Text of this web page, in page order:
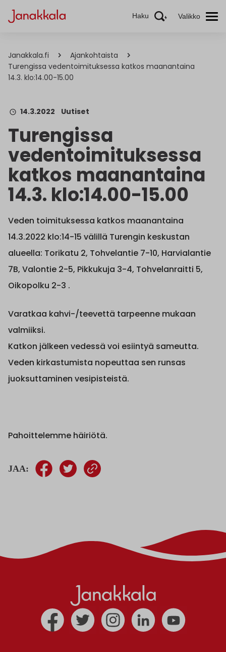
Haku Valikko
Janakkala.fi
Ajankohtaista
Turengissa vedentoimituksessa katkos maanantaina
14.3. klo:14.00-15.00
14.3.2022 Uutiset
Turengissa
vedentoimituksessa
katkos maanantaina
14.3. klo:14.00-15.00
Veden toimituksessa katkos maanantaina
14.3.2022 klo:14-15 välillä Turengin keskustan
alueella: Torikatu 2, Tohvelantie 7-10, Harvialantie
7B, Valontie 2-5, Pikkukuja 3-4, Tohvelanraitti 5,
Oikopolku 2-3 .
Varatkaa kahvi-/teevettä tarpeenne mukaan
valmiiksi.
Katkon jälkeen vedessä voi esiintyä sameutta.
Veden kirkastumista nopeuttaa sen runsas
juoksuttaminen vesipisteistä.
Pahoittelemme häiriötä.
JAA: